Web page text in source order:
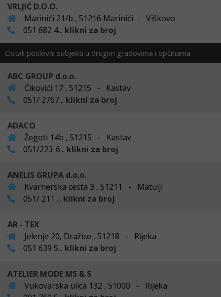
VRLJIĆ D.O.O.
Marinići 21/b , 51216 Marinići - Viškovo
051 682 4... klikni za broj
Ostali poslovni subjekti u drugim gradovima i općinama
ABC GROUP d.o.o.
Ćikovići 17 , 51215 - Kastav
051/ 2767... klikni za broj
ADACO
Žegoti 14b , 51215 - Kastav
051/223-6... klikni za broj
ANELIS GRUPA d.o.o.
Kvarnerska cesta 3 , 51211 - Matulji
051/ 211 ... klikni za broj
AR - TEX
Jelenje 20, Dražice , 51218 - Rijeka
051 639 5... klikni za broj
ATELIER MODE MS & S
Vukovarska ulica 132 , 51000 - Rijeka